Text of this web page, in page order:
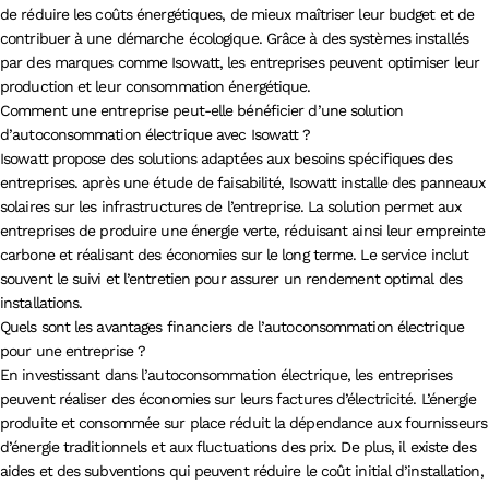
de réduire les coûts énergétiques, de mieux maîtriser leur budget et de
contribuer à une démarche écologique. Grâce à des systèmes installés
par des marques comme Isowatt, les entreprises peuvent optimiser leur
production et leur consommation énergétique.
Comment une entreprise peut-elle bénéficier d’une solution
d’autoconsommation électrique avec Isowatt ?
Isowatt propose des solutions adaptées aux besoins spécifiques des
entreprises. après une étude de faisabilité, Isowatt installe des panneaux
solaires sur les infrastructures de l’entreprise. La solution permet aux
entreprises de produire une énergie verte, réduisant ainsi leur empreinte
carbone et réalisant des économies sur le long terme. Le service inclut
souvent le suivi et l’entretien pour assurer un rendement optimal des
installations.
Quels sont les avantages financiers de l’autoconsommation électrique
pour une entreprise ?
En investissant dans l’autoconsommation électrique, les entreprises
peuvent réaliser des économies sur leurs factures d’électricité. L’énergie
produite et consommée sur place réduit la dépendance aux fournisseurs
d’énergie traditionnels et aux fluctuations des prix. De plus, il existe des
aides et des subventions qui peuvent réduire le coût initial d’installation,